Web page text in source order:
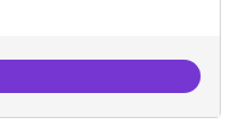
estable de migració al